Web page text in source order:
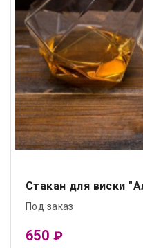
Стакан для виски
Под заказ
650 ₽